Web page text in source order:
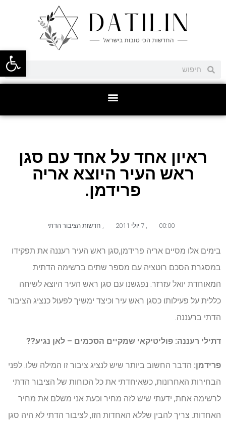
פתח
ראיון אחד על אחד עם סגן
ראש העיר היוצא אריה
פרידמן.
00:00
,
, חדשות הציבור הדתי
בימים אלו מסיים אריה פרידמן,סגן ראש העיר רעננה את תפקידו
במסגרת הסכם רוטציה עם מספר שתים ברשימה הדתית
המאוחדת יואל עזרזר. נפגשנו עם סגן ראש העיר היוצא לשיחה
כללית על פעילותו כסגן ראש עיר וכיצד ימשיך לפעול כנציג הציבור
הדתי ברעננה.
דתילי רעננה: פוליטיקאי שמקיים הסכמים – לאן נגיע??
פרידמן: הדבר החשוב ביותר שיש לנציג ציבור זו המילה שלו. לפני
הבחירות האחרונות, כשאיחדתי את כל הכוחות של הציבור הדתי
לרשימה אחת, ידעתי שיש לזה מחיר וכעת אני משלם את מחיר
האחדות. צריך להבין שללא האחדות הזו, לציבור הדתי לא היה סגן